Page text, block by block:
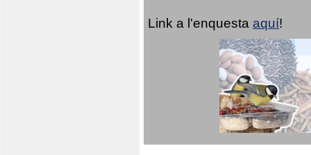
Link a l'enquesta aquí!